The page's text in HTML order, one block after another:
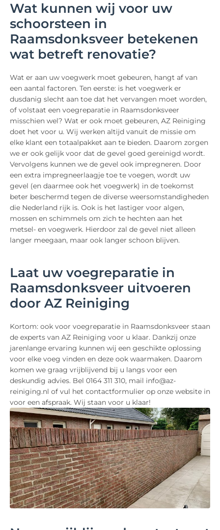
Wat kunnen wij voor uw
schoorsteen in
Raamsdonksveer betekenen
wat betreft renovatie?
Wat er aan uw voegwerk moet gebeuren, hangt af van
een aantal factoren. Ten eerste: is het voegwerk er
dusdanig slecht aan toe dat het vervangen moet worden,
of volstaat een voegreparatie in Raamsdonksveer
misschien wel? Wat er ook moet gebeuren, AZ Reiniging
doet het voor u. Wij werken altijd vanuit de missie om
elke klant een totaalpakket aan te bieden. Daarom zorgen
we er ook gelijk voor dat de gevel goed gereinigd wordt.
Vervolgens kunnen we de gevel ook impregneren. Door
een extra impregneerlaagje toe te voegen, wordt uw
gevel (en daarmee ook het voegwerk) in de toekomst
beter beschermd tegen de diverse weersomstandigheden
die Nederland rijk is. Ook is het lastiger voor algen,
mossen en schimmels om zich te hechten aan het
metsel- en voegwerk. Hierdoor zal de gevel niet alleen
langer meegaan, maar ook langer schoon blijven.
Laat uw voegreparatie in
Raamsdonksveer uitvoeren
door AZ Reiniging
Kortom: ook voor voegreparatie in Raamsdonksveer staan
de experts van AZ Reiniging voor u klaar. Dankzij onze
jarenlange ervaring kunnen wij een geschikte oplossing
voor elke voeg vinden en deze ook waarmaken. Daarom
komen we graag vrijblijvend bij u langs voor een
deskundig advies. Bel 0164 311 310, mail info@az-
reiniging.nl of vul het contactformulier op onze website in
voor een afspraak. Wij staan voor u klaar!